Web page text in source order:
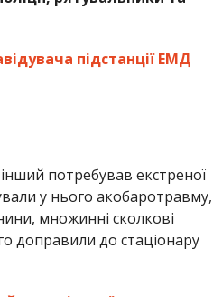
гранатою взяв заручницю